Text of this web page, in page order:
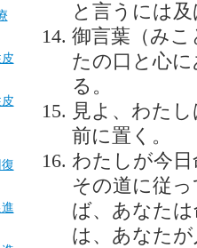
と言うには
御言葉（み
たの口と心
る。
見よ、わた
前に置く。
わたしが今
その道に従
ば、あなた
は、あなた